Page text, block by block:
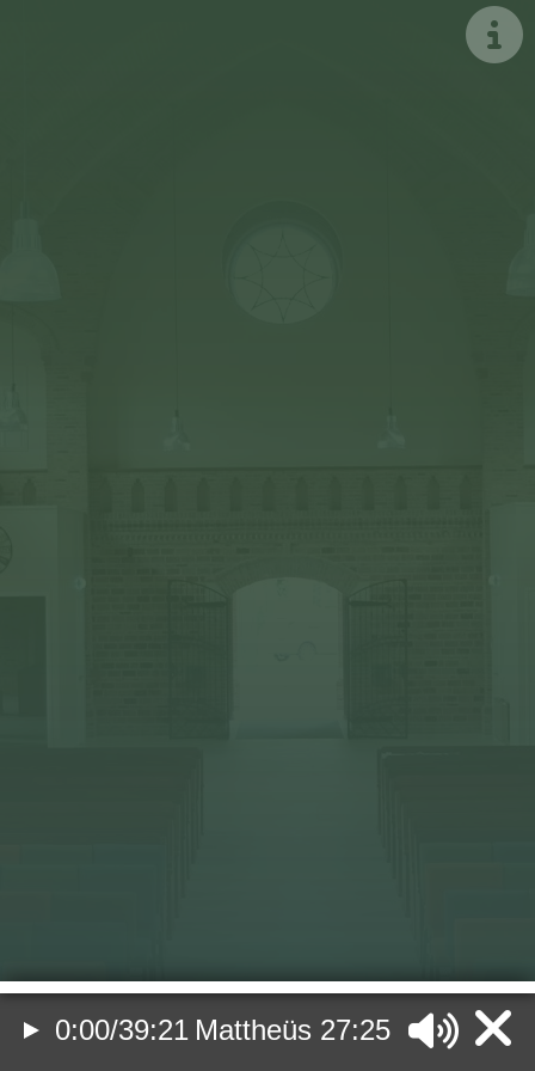
0:00/39:21 Mattheüs 27:25